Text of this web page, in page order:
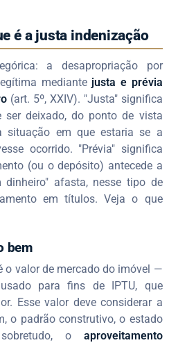
é a justa indenização
a desapropriação por
mediante justa e prévia
(art. 5º, XXIV). "Justa" significa
ser deixado, do ponto de vista
situação em que estaria se a
ocorrido. "Prévia" significa
(ou o depósito) antecede a
dinheiro" afasta, nesse tipo de
em títulos. Veja o que
bem
o valor de mercado do imóvel —
para fins de IPTU, que
Esse valor deve considerar a
o padrão construtivo, o estado
o aproveitamento